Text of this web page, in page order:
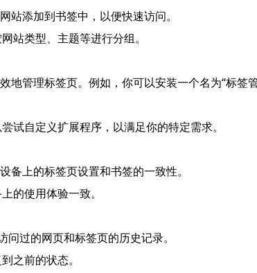
添加到书签中，以便快速访问。
站类型、主题等进行分组。
管理标签页。例如，你可以安装一个名为“标签
试自定义扩展程序，以满足你的特定需求。
上的标签页设置和书签的一致性。
的使用体验一致。
过的网页和标签页的历史记录。
之前的状态。